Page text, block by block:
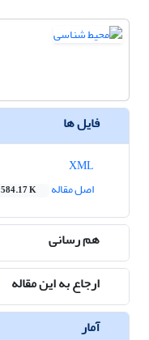
فایل ها
اصل مقاله
584.17 K
هم رسانی
ارجاع به این مقاله
آمار